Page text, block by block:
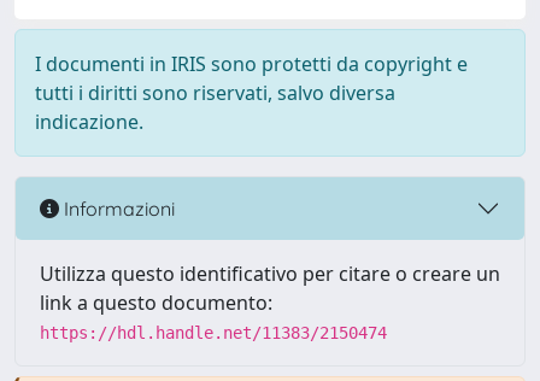
I documenti in IRIS sono protetti da copyright e
tutti i diritti sono riservati, salvo diversa
indicazione.
Informazioni
Utilizza questo identificativo per citare o creare un
link a questo documento:
https://hdl.handle.net/11383/2150474